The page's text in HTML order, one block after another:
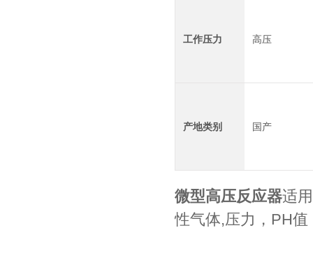
工作压力 高压
产地类别 国产
微型高压反应器适
性气体,压力，PH